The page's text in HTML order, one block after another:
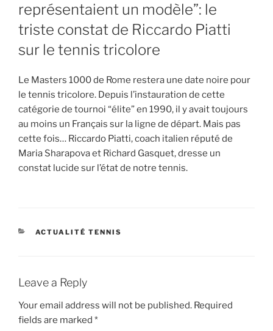
représentaient un modèle”: le
triste constat de Riccardo Piatti
sur le tennis tricolore
Le Masters 1000 de Rome restera une date noire pour
le tennis tricolore. Depuis l’instauration de cette
catégorie de tournoi “élite” en 1990, il y avait toujours
au moins un Français sur la ligne de départ. Mais pas
cette fois… Riccardo Piatti, coach italien réputé de
Maria Sharapova et Richard Gasquet, dresse un
constat lucide sur l’état de notre tennis.
CATEGORIES
ACTUALITÉ TENNIS
Leave a Reply
Your email address will not be published. Required
fields are marked *